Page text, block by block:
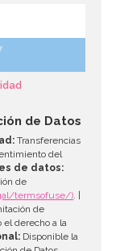
de Datos
Transferencias
del
de datos:
de
termsofuse/). |
de
el derecho a la
Disponible la